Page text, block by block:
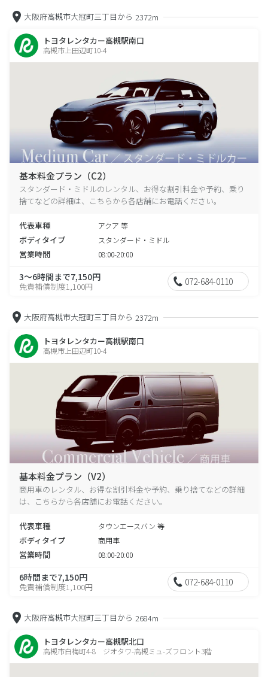
大阪府高槻市大冠町三丁目から 2372m
トヨタレンタカー高槻駅南口
高槻市上田辺町10-4
基本料金プラン（C2）
スタンダード・ミドルのレンタル、お得な割引料金や予約、乗り
捨てなどの詳細は、こちらから各店舗にお電話ください。
代表車種 アクア 等
ボディタイプ スタンダード・ミドル
営業時間 08:00-20:00
3～6時間まで7,150円
免責補償制度1,100円 072-684-0110
大阪府高槻市大冠町三丁目から 2372m
トヨタレンタカー高槻駅南口
高槻市上田辺町10-4
基本料金プラン（V2）
商用車のレンタル、お得な割引料金や予約、乗り捨てなどの詳細
は、こちらから各店舗にお電話ください。
代表車種 タウンエースバン 等
ボディタイプ 商用車
営業時間 08:00-20:00
6時間まで7,150円
免責補償制度1,100円 072-684-0110
大阪府高槻市大冠町三丁目から 2684m
トヨタレンタカー高槻駅北口
高槻市白梅町4-8 ジオタワ-高槻ミュ-ズフロント3階